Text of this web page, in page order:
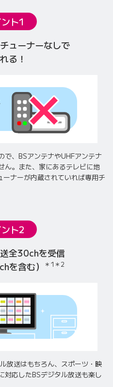
ト1
ューナーなしで
る！
で、BSアンテナやUHFアンテナ
。 また、家にあるテレビに地
ーナーが内蔵されていれば専用チ
ト2
全30chを受信
を含む）
＊1 ＊2
放送はもちろん、 スポーツ・映
対応したBSデジタル放送も楽し